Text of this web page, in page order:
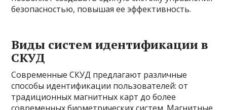
безопасностью, повышая ее эффективность.
Виды систем идентификации в
СКУД
Современные СКУД предлагают различные
способы идентификации пользователей: от
традиционных магнитных карт до более